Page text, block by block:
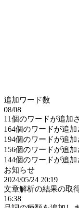
追加ワード数
08/08
11個のワードが追加
164個のワードが追加
194個のワードが追加
156個のワードが追加
144個のワードが追加
お知らせ
2024/05/24 20:19
文章解析の結果の取
16:38